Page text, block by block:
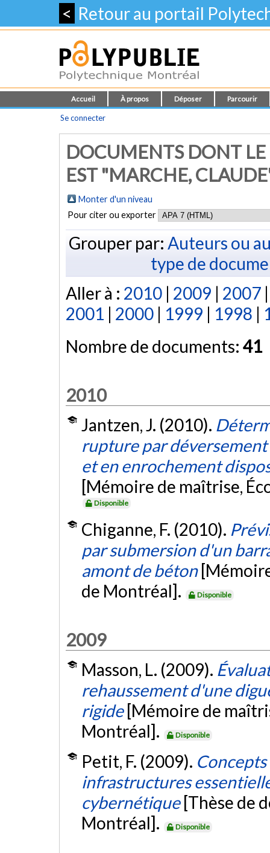
< Retour au portail
Accueil À propos Déposer Parcourir
Se connecter
DOCUMENTS DONT
EST "MARCHE,
Monter d'un niveau
Pour citer ou exporter
Grouper par: Auteurs ou
type de
Aller à : 2010 | 2009 | 2007
2001 | 2000 | 1999 | 1998 |
Nombre de documents: 41
2010
Jantzen, J. (2010).
rupture par
et en enrochement
[Mémoire de maîtrise,
Disponible
Chiganne, F. (2010).
par submersion d'un
amont de béton
de Montréal].
Disponible
2009
Masson, L. (2009).
rehaussement d'une
rigide [Mémoire de
Montréal].
Disponible
Petit, F. (2009).
infrastructures
cybernétique [Thèse de
Montréal].
Disponible